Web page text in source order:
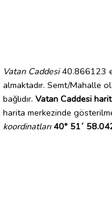
Vatan Caddesi40.866123
almaktadır. Semt/Mahalle
bağlıdır. Vatan Caddesi
harita merkezinde
koordinatları 40° 51´